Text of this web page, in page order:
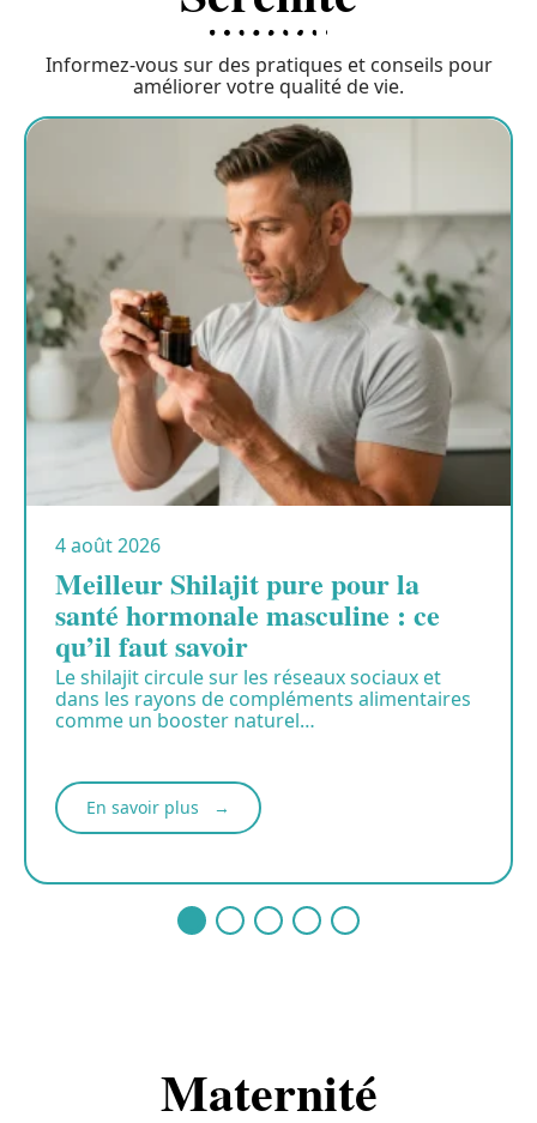
Informez-vous sur des pratiques et conseils pour
améliorer votre qualité de vie.
4 août 2026
Meilleur Shilajit pure pour la
santé hormonale masculine : ce
qu’il faut savoir
Le shilajit circule sur les réseaux sociaux et
dans les rayons de compléments alimentaires
comme un booster naturel…
En savoir plus
Maternité